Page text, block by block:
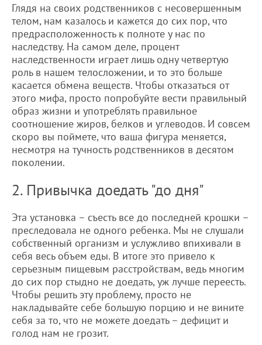
Глядя на своих родственников с несовершенным
телом, нам казалось и кажется до сих пор, что
предрасположенность к полноте у нас по
наследству. На самом деле, процент
наследственности играет лишь одну четвертую
роль в нашем телосложении, и то это больше
касается обмена веществ. Чтобы отказаться от
этого мифа, просто попробуйте вести правильный
образ жизни и употреблять правильное
соотношение жиров, белков и углеводов. И совсем
скоро вы поймете, что ваша фигура меняется,
несмотря на тучность родственников в десятом
поколении.
2. Привычка доедать "до дня"
Эта установка – съесть все до последней крошки –
преследовала не одного ребенка. Мы не слушали
собственный организм и услужливо впихивали в
себя весь объем еды. В итоге это привело к
серьезным пищевым расстройствам, ведь многим
до сих пор стыдно не доедать, уж лучше переесть.
Чтобы решить эту проблему, просто не
накладывайте себе большую порцию и не вините
себя за то, что не можете доедать – дефицит и
голод нам не грозит.